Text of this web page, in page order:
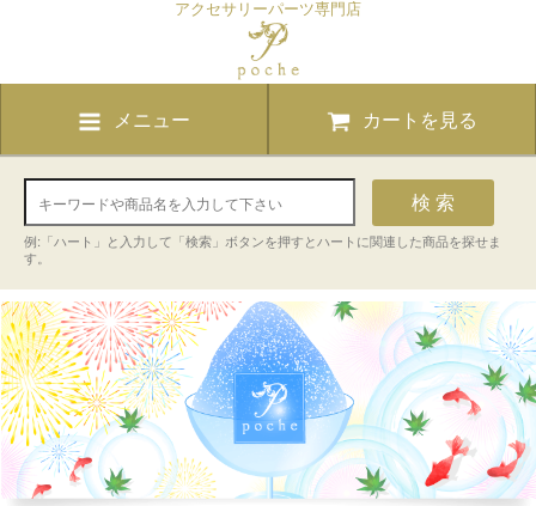
アクセサリーパーツ専門店
メニュー カートを見る
検 索
例:「ハート」と入力して「検索」ボタンを押すとハートに関連した商品を探せま
す。